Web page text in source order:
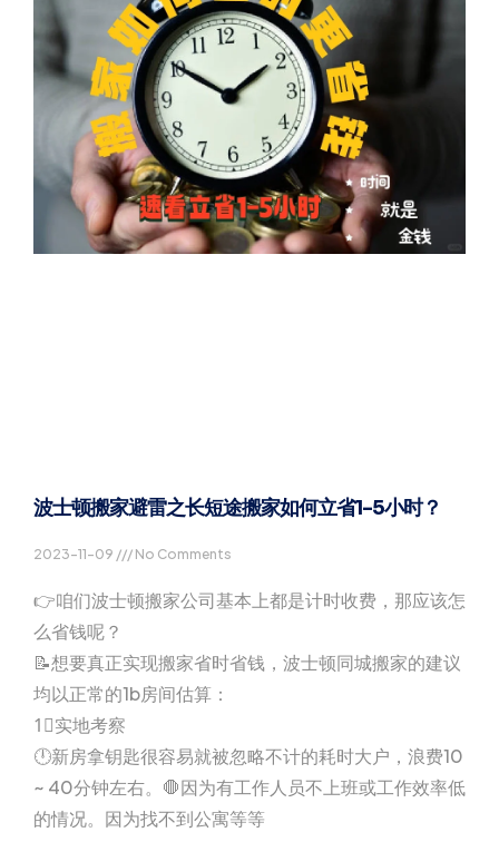
波士顿搬家避雷之长短途搬家如何立省1-5小时？
2023-11-09 No Comments
👉咱们波士顿搬家公司基本上都是计时收费，那应该怎
么省钱呢？
📝想要真正实现搬家省时省钱，波士顿同城搬家的建议
均以正常的1b房间估算：
1⃣实地考察
🕛新房拿钥匙很容易就被忽略不计的耗时大户，浪费10
~ 40分钟左右。🛑因为有工作人员不上班或工作效率低
的情况。因为找不到公寓等等